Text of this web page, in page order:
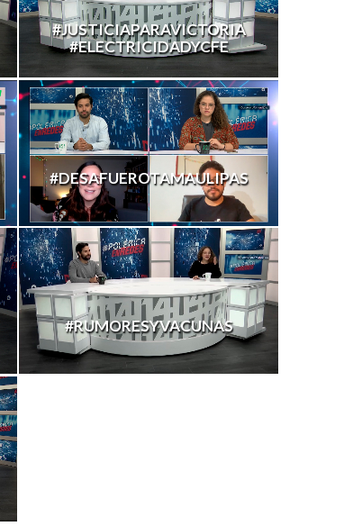
#JUSTICIAPARAVICTORIA
#ELECTRICIDADYCFE
#DESAFUEROTAMAULIPAS
#RUMORESYVACUNAS